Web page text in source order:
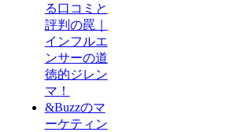
る口コミと
評判の罠｜
インフルエ
ンサーの道
徳的ジレン
マ！
&Buzzのマ
ーケティン